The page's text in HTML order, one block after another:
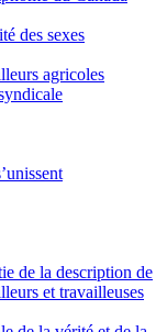
des sexes
agricoles
de la description de
et travailleuses